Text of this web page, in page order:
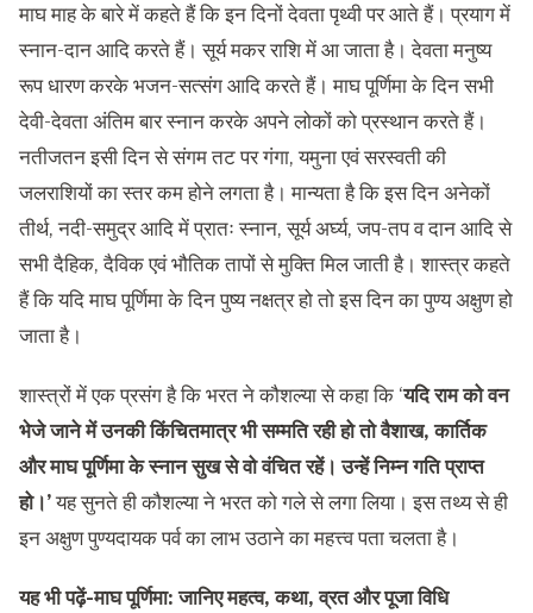
माघ माह के बारे में कहते हैं कि इन दिनों देवता पृथ्वी पर आते हैं। प्रयाग में
स्नान-दान आदि करते हैं। सूर्य मकर राशि में आ जाता है। देवता मनुष्य
रूप धारण करके भजन-सत्संग आदि करते हैं। माघ पूर्णिमा के दिन सभी
देवी-देवता अंतिम बार स्नान करके अपने लोकों को प्रस्थान करते हैं।
नतीजतन इसी दिन से संगम तट पर गंगा, यमुना एवं सरस्वती की
जलराशियों का स्तर कम होने लगता है। मान्यता है कि इस दिन अनेकों
तीर्थ, नदी-समुद्र आदि में प्रातः स्नान, सूर्य अर्घ्य, जप-तप व दान आदि से
सभी दैहिक, दैविक एवं भौतिक तापों से मुक्ति मिल जाती है। शास्त्र कहते
हैं कि यदि माघ पूर्णिमा के दिन पुष्य नक्षत्र हो तो इस दिन का पुण्य अक्षुण हो
जाता है।
शास्त्रों में एक प्रसंग है कि भरत ने कौशल्या से कहा कि ‘यदि राम को वन
भेजे जाने में उनकी किंचितमात्र भी सम्मति रही हो तो वैशाख, कार्तिक
और माघ पूर्णिमा के स्नान सुख से वो वंचित रहें। उन्हें निम्न गति प्राप्त
हो।’यह सुनते ही कौशल्या ने भरत को गले से लगा लिया। इस तथ्य से ही
इन अक्षुण पुण्यदायक पर्व का लाभ उठाने का महत्त्व पता चलता है।
यह भी पढ़ें-माघ पूर्णिमा: जानिए महत्व, कथा, व्रत और पूजा विधि